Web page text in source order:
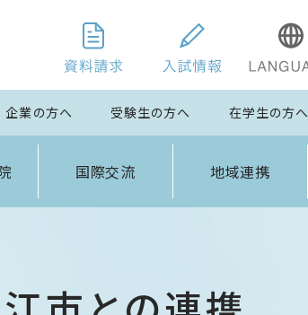
企業の方へ 受験生の方へ 在学生の方へ
国際交流 地域連携